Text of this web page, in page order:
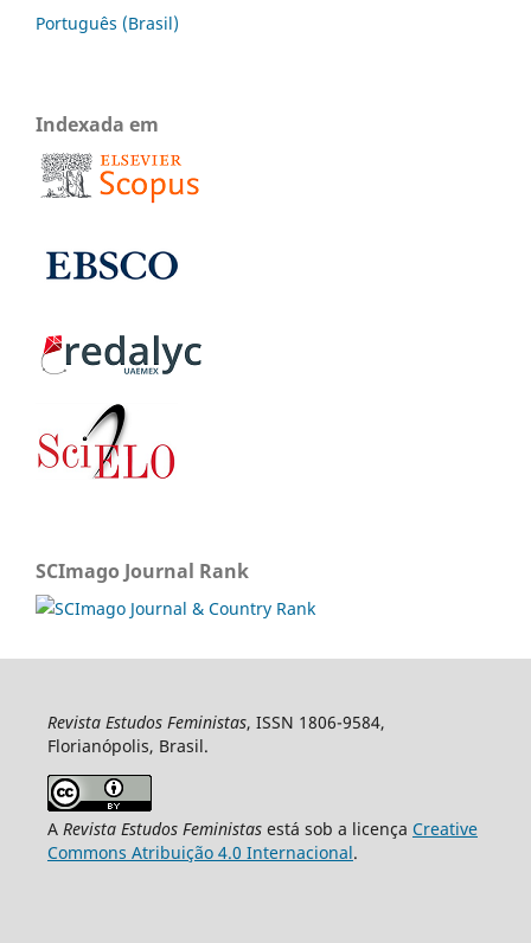
Português (Brasil)
Indexada em
SCImago Journal Rank
Revista Estudos Feministas, ISSN 1806-9584,
Florianópolis, Brasil.
A Revista Estudos Feministasestá sob a licença Creative
Commons Atribuição 4.0 Internacional.